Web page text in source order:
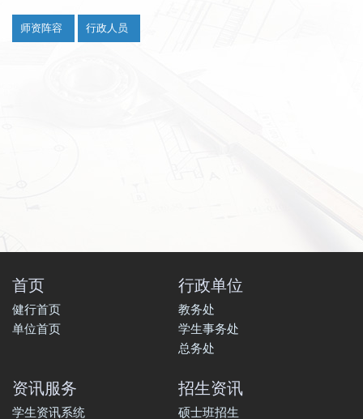
师资阵容 行政人员
首页
健行首页
单位首页
行政单位
教务处
学生事务处
总务处
资讯服务
学生资讯系统
招生资讯
硕士班招生